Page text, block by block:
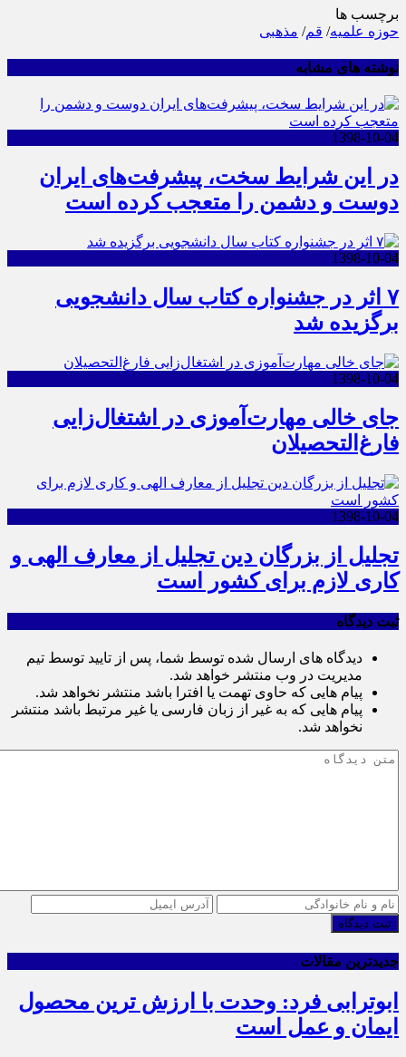
برچسب ها
حوزه علمیه/ قم/ مذهبی
نوشته های مشابه
1398-10-04
در این شرایط سخت، پیشرفت‌های ایران
دوست و دشمن را متعجب کرده است
1398-10-04
۷ اثر در جشنواره کتاب سال دانشجویی
برگزیده شد
1398-10-04
جای خالی مهارت‌آموزی در اشتغال‌زایی
فارغ‌التحصیلان
1398-10-04
تجلیل از بزرگان دین تجلیل از معارف الهی و
کاری لازم برای کشور است
ثبت دیدگاه
دیدگاه های ارسال شده توسط شما، پس از تایید توسط تیم
مدیریت در وب منتشر خواهد شد.
پیام هایی که حاوی تهمت یا افترا باشد منتشر نخواهد شد.
پیام هایی که به غیر از زبان فارسی یا غیر مرتبط باشد منتشر
نخواهد شد.
ثبت دیدگاه
جدیدترین مقالات
ابوترابی فرد: وحدت با ارزش ترین محصول
ایمان و عمل است